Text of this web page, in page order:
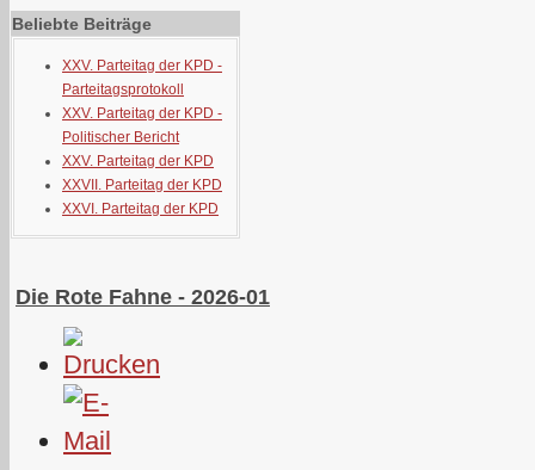
Beliebte Beiträge
XXV. Parteitag der KPD -
Parteitagsprotokoll
XXV. Parteitag der KPD -
Politischer Bericht
XXV. Parteitag der KPD
XXVII. Parteitag der KPD
XXVI. Parteitag der KPD
Die Rote Fahne - 2026-01